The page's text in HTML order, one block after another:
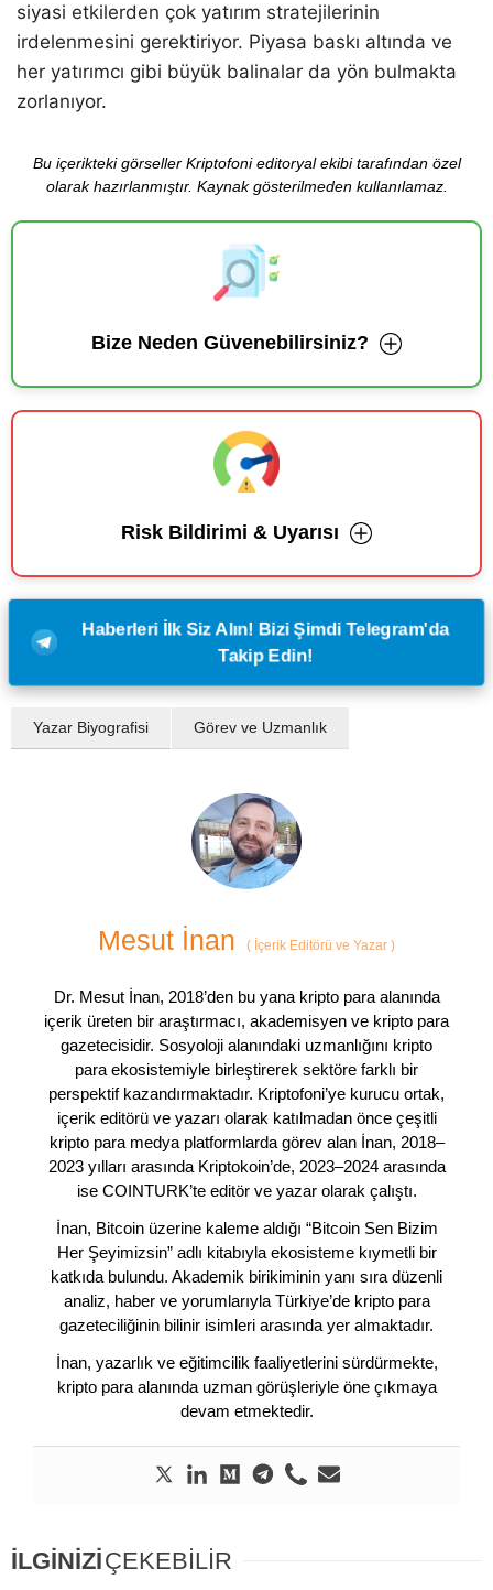
siyasi etkilerden çok yatırım stratejilerinin
irdelenmesini gerektiriyor. Piyasa baskı altında ve
her yatırımcı gibi büyük balinalar da yön bulmakta
zorlanıyor.
Bu içerikteki görseller Kriptofoni editoryal ekibi tarafından özel
olarak hazırlanmıştır. Kaynak gösterilmeden kullanılamaz.
Bize Neden Güvenebilirsiniz?
Risk Bildirimi & Uyarısı
Haberleri İlk Siz Alın! Bizi Şimdi Telegram'da
Takip Edin!
Yazar Biyografisi Görev ve Uzmanlık
Mesut İnan ( İçerik Editörü ve Yazar )
Dr. Mesut İnan, 2018’den bu yana kripto para alanında
içerik üreten bir araştırmacı, akademisyen ve kripto para
gazetecisidir. Sosyoloji alanındaki uzmanlığını kripto
para ekosistemiyle birleştirerek sektöre farklı bir
perspektif kazandırmaktadır. Kriptofoni’ye kurucu ortak,
içerik editörü ve yazarı olarak katılmadan önce çeşitli
kripto para medya platformlarda görev alan İnan, 2018–
2023 yılları arasında Kriptokoin’de, 2023–2024 arasında
ise COINTURK’te editör ve yazar olarak çalıştı.
İnan, Bitcoin üzerine kaleme aldığı “Bitcoin Sen Bizim
Her Şeyimizsin” adlı kitabıyla ekosisteme kıymetli bir
katkıda bulundu. Akademik birikiminin yanı sıra düzenli
analiz, haber ve yorumlarıyla Türkiye’de kripto para
gazeteciliğinin bilinir isimleri arasında yer almaktadır.
İnan, yazarlık ve eğitimcilik faaliyetlerini sürdürmekte,
kripto para alanında uzman görüşleriyle öne çıkmaya
devam etmektedir.
İLGİNİZİÇEKEBİLİR